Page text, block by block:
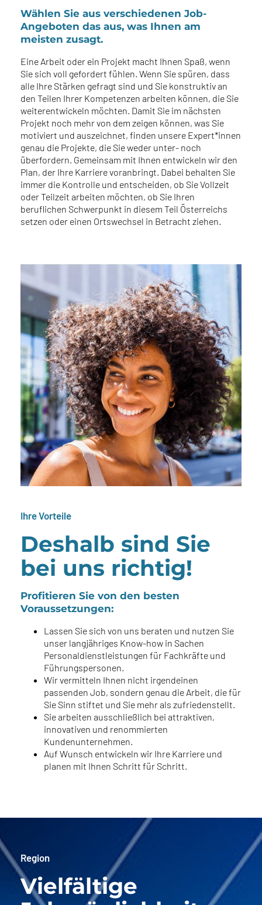
Wählen Sie aus verschiedenen Job-
Angeboten das aus, was Ihnen am
meisten zusagt.
Eine Arbeit oder ein Projekt macht Ihnen Spaß, wenn
Sie sich voll gefordert fühlen. Wenn Sie spüren, dass
alle Ihre Stärken gefragt sind und Sie konstruktiv an
den Teilen Ihrer Kompetenzen arbeiten können, die Sie
weiterentwickeln möchten. Damit Sie im nächsten
Projekt noch mehr von dem zeigen können, was Sie
motiviert und auszeichnet, finden unsere Expert*innen
genau die Projekte, die Sie weder unter- noch
überfordern. Gemeinsam mit Ihnen entwickeln wir den
Plan, der Ihre Karriere voranbringt. Dabei behalten Sie
immer die Kontrolle und entscheiden, ob Sie Vollzeit
oder Teilzeit arbeiten möchten, ob Sie Ihren
beruflichen Schwerpunkt in diesem Teil Österreichs
setzen oder einen Ortswechsel in Betracht ziehen.
Ihre Vorteile
Deshalb sind Sie
bei uns richtig!
Profitieren Sie von den besten
Voraussetzungen:
Lassen Sie sich von uns beraten und nutzen Sie
unser langjähriges Know-how in Sachen
Personaldienstleistungen für Fachkräfte und
Führungspersonen.
Wir vermitteln Ihnen nicht irgendeinen
passenden Job, sondern genau die Arbeit, die für
Sie Sinn stiftet und Sie mehr als zufriedenstellt.
Sie arbeiten ausschließlich bei attraktiven,
innovativen und renommierten
Kundenunternehmen.
Auf Wunsch entwickeln wir Ihre Karriere und
planen mit Ihnen Schritt für Schritt.
Region
Vielfältige